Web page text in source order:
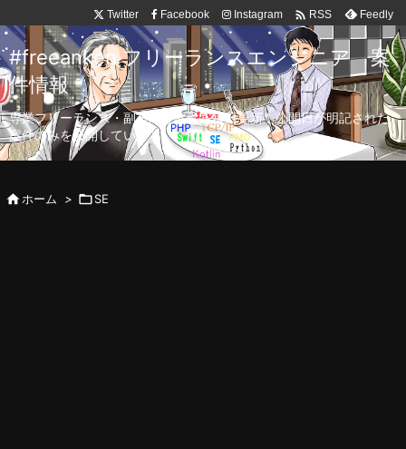
Twitter Facebook Instagram  RSS Feedly
#freeanken フリーランスエンジニア 案
件情報
専業フリーランス・副業向け案件を毎日更新！公開日が明記された
案件のみを公開しています。
ホーム > SE